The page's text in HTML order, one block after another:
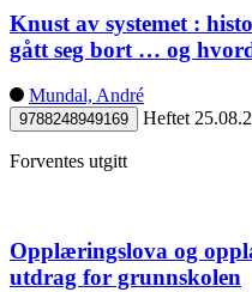
Knust av systemet :
gått seg bort … og
Mundal, André
9788248949169 Heftet
Forventes utgitt
Opplæringslova og
utdrag for grunnskolen